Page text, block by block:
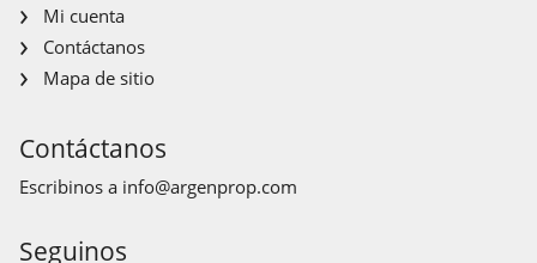
Mi cuenta
Contáctanos
Mapa de sitio
Contáctanos
Escribinos a info@argenprop.com
Seguinos